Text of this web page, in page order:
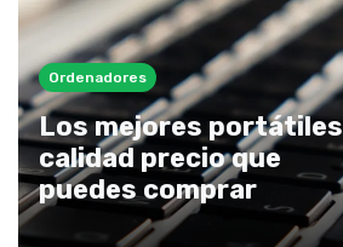
Ordenadores
Los mejores portátiles
calidad precio que
puedes comprar